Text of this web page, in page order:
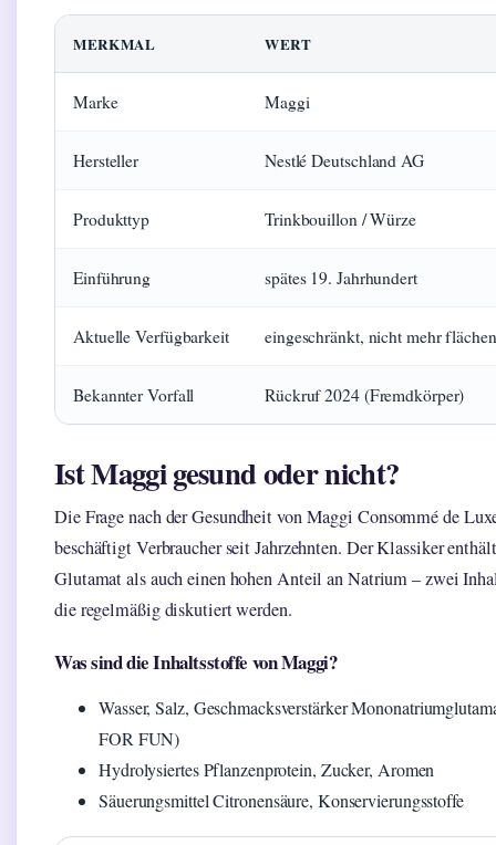
MERKMAL WERT
Marke Maggi
Hersteller Nestlé Deutschland AG
Produkttyp Trinkbouillon / Würze
Einführung spätes 19. Jahrhundert
Aktuelle Verfügbarkeit eingeschränkt, nicht mehr
Bekannter Vorfall Rückruf 2024 (Fremdkörper)
Ist Maggi gesund oder nicht?
Die Frage nach der Gesundheit von Maggi Consommé de
beschäftigt Verbraucher seit Jahrzehnten. Der Klassiker
Glutamat als auch einen hohen Anteil an Natrium – zwei
die regelmäßig diskutiert werden.
Was sind die Inhaltsstoffe von Maggi?
Wasser, Salz, Geschmacksverstärker
FOR FUN)
Hydrolysiertes Pflanzenprotein, Zucker, Aromen
Säuerungsmittel Citronensäure, Konservierungsstoffe